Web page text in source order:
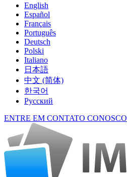
English
Español
Français
Português
Deutsch
Polski
Italiano
日本語
中文 (简体)
한국어
Русский
ENTRE EM CONTATO CONOSCO